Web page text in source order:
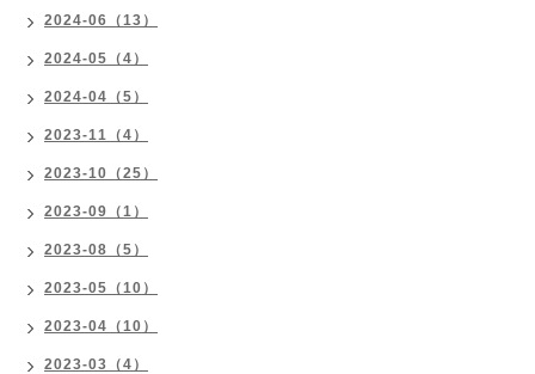
2024-06（13）
2024-05（4）
2024-04（5）
2023-11（4）
2023-10（25）
2023-09（1）
2023-08（5）
2023-05（10）
2023-04（10）
2023-03（4）